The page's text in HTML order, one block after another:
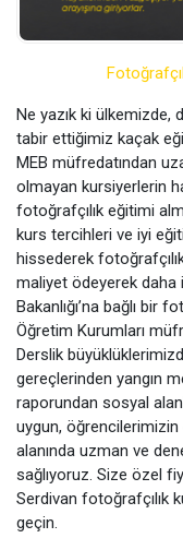
Ne yazık ki ülkemizde,
tabir ettiğimiz kaçak
MEB müfredatından
olmayan kursiyerlerin
fotoğrafçılık eğitimi
kurs tercihleri ve iyi
hissederek
maliyet ödeyerek daha
Bakanlığı’na bağlı bir
Öğretim Kurumları
Derslik
gereçlerinden yangın
raporundan sosyal
uygun,
alanında uzman ve
sağlıyoruz. Size özel
Serdivan fotoğrafçılık
geçin.